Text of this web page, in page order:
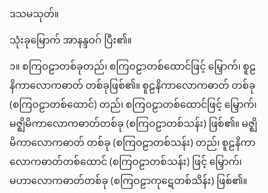
ဒသမသုတ်။
သုံးခုမြောက် အာနန္ဒဝဂ် ပြီး၏။
၁။ စကြဝဠာတစ်ခုတည်၊ စကြဝဠာတစ်ထောင်ဖြင့် မြှောက်၊ စူဠ
နိကာလောကဓာတ် တစ်ခုဖြစ်၏။ စူဠနိကာလောကဓာတ် တစ်ခု
(စကြဝဠာတစ်ထောင်) တည်၊ စကြဝဠာတစ်ထောင်ဖြင့် မြှောက်၊
မဇ္ဈိမိကာလောကဓာတ်တစ်ခု (စကြဝဠာတစ်သန်း) ဖြစ်၏။ မဇ္ဈိ
မိကာလောကဓာတ် တစ်ခု (စကြဝဠာတစ်သန်း) တည်၊ စူဠနိကာ
လောကဓာတ်တစ်ထောင် (စကြဝဠာတစ်သန်း) ဖြင့် မြှောက်၊
မဟာလောကဓာတ်တစ်ခု (စကြဝဠာကုဋေတစ်သိန်း) ဖြစ်၏။